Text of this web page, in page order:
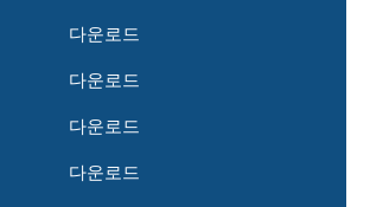
다운로드
다운로드
다운로드
다운로드